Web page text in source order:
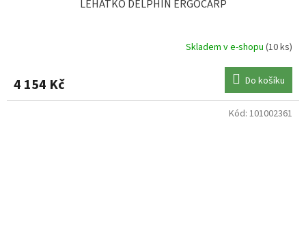
LEHÁTKO DELPHIN ERGOCARP
Skladem v e-shopu (10 ks)
4 154 Kč Do košíku
Kód: 101002361